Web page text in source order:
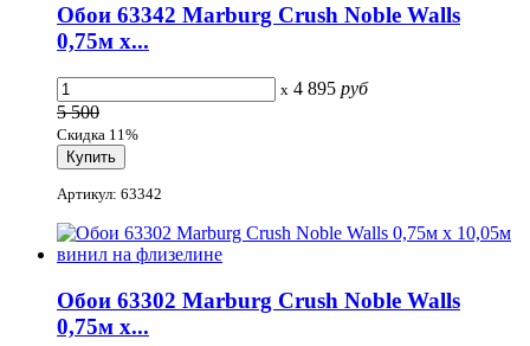
Обои 63342 Marburg Crush Noble Walls
0,75м x...
x 4 895 руб
5 500
Скидка 11%
Артикул: 63342
Обои 63302 Marburg Crush Noble Walls
0,75м x...